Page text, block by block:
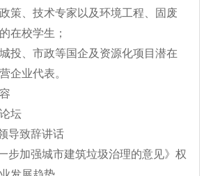
政策、技术专家以及环境工程、固废
在校学生；
城投、市政等国企及资源化项目潜在
企业代表。
坛
导致辞讲话
步加强城市建筑垃圾治理的意见》权